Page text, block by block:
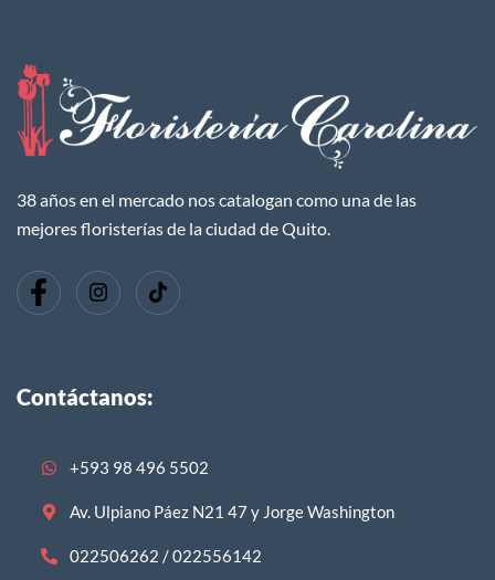
38 años en el mercado nos catalogan como una de las
mejores floristerías de la ciudad de Quito.
Contáctanos:
+593 98 496 5502
Av. Ulpiano Páez N21 47 y Jorge Washington
022506262 / 022556142